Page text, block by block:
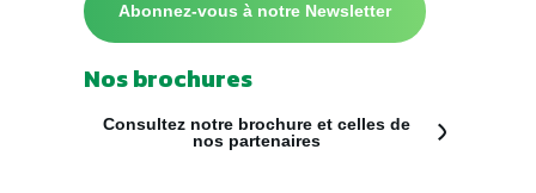
Abonnez-vous à notre Newsletter
Nos brochures
Consultez notre brochure et celles de
nos partenaires